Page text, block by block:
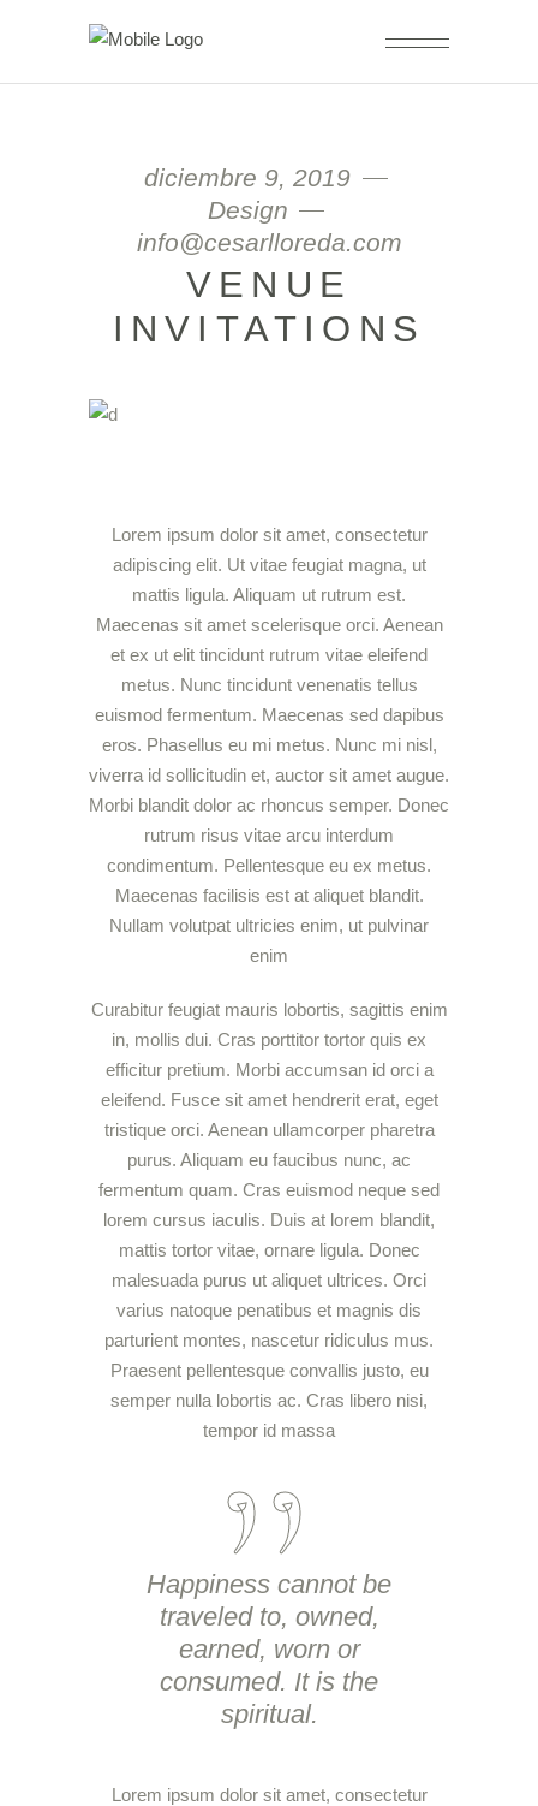
diciembre 9, 2019
Design
info@cesarlloreda.com
VENUE
INVITATIONS
Lorem ipsum dolor sit amet, consectetur
adipiscing elit. Ut vitae feugiat magna, ut
mattis ligula. Aliquam ut rutrum est.
Maecenas sit amet scelerisque orci. Aenean
et ex ut elit tincidunt rutrum vitae eleifend
metus. Nunc tincidunt venenatis tellus
euismod fermentum. Maecenas sed dapibus
eros. Phasellus eu mi metus. Nunc mi nisl,
viverra id sollicitudin et, auctor sit amet augue.
Morbi blandit dolor ac rhoncus semper. Donec
rutrum risus vitae arcu interdum
condimentum. Pellentesque eu ex metus.
Maecenas facilisis est at aliquet blandit.
Nullam volutpat ultricies enim, ut pulvinar
enim
Curabitur feugiat mauris lobortis, sagittis enim
in, mollis dui. Cras porttitor tortor quis ex
efficitur pretium. Morbi accumsan id orci a
eleifend. Fusce sit amet hendrerit erat, eget
tristique orci. Aenean ullamcorper pharetra
purus. Aliquam eu faucibus nunc, ac
fermentum quam. Cras euismod neque sed
lorem cursus iaculis. Duis at lorem blandit,
mattis tortor vitae, ornare ligula. Donec
malesuada purus ut aliquet ultrices. Orci
varius natoque penatibus et magnis dis
parturient montes, nascetur ridiculus mus.
Praesent pellentesque convallis justo, eu
semper nulla lobortis ac. Cras libero nisi,
tempor id massa
Happiness cannot be
traveled to, owned,
earned, worn or
consumed. It is the
spiritual.
Lorem ipsum dolor sit amet, consectetur